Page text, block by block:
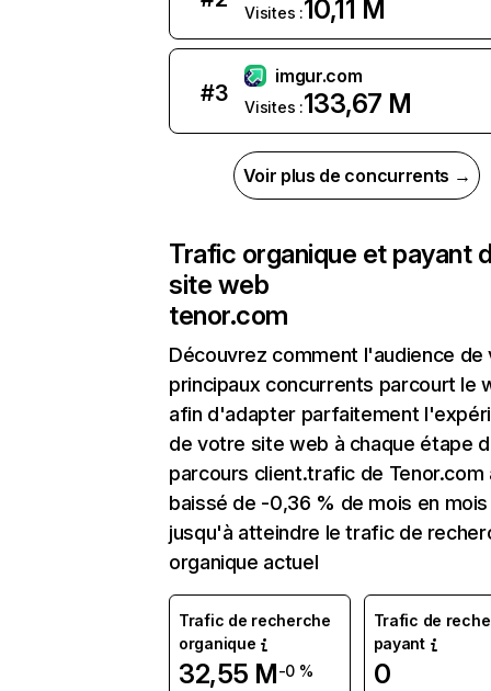
Visites :10,11 M
#3
imgur.com
Visites :133,67 M
Voir plus de concurrents →
Trafic organique et payant
site web
tenor.com
Découvrez comment l'audience de
principaux concurrents parcourt le
afin d'adapter parfaitement
de votre site web à chaque étape
parcours client.trafic de Tenor.com
baissé de -0,36 % de mois en mois
jusqu'à atteindre le trafic de
organique actuel
Trafic de recherche
organique
32,55 M-0 %
Trafic de
payant
0